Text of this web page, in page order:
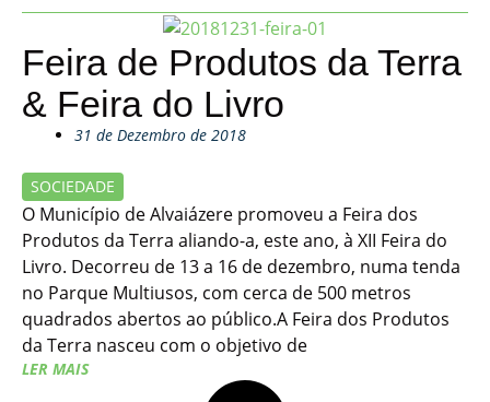
Feira de Produtos da Terra
& Feira do Livro
31 de Dezembro de 2018
SOCIEDADE
O Município de Alvaiázere promoveu a Feira dos
Produtos da Terra aliando-a, este ano, à XII Feira do
Livro. Decorreu de 13 a 16 de dezembro, numa tenda
no Parque Multiusos, com cerca de 500 metros
quadrados abertos ao público.A Feira dos Produtos
da Terra nasceu com o objetivo de
LER MAIS